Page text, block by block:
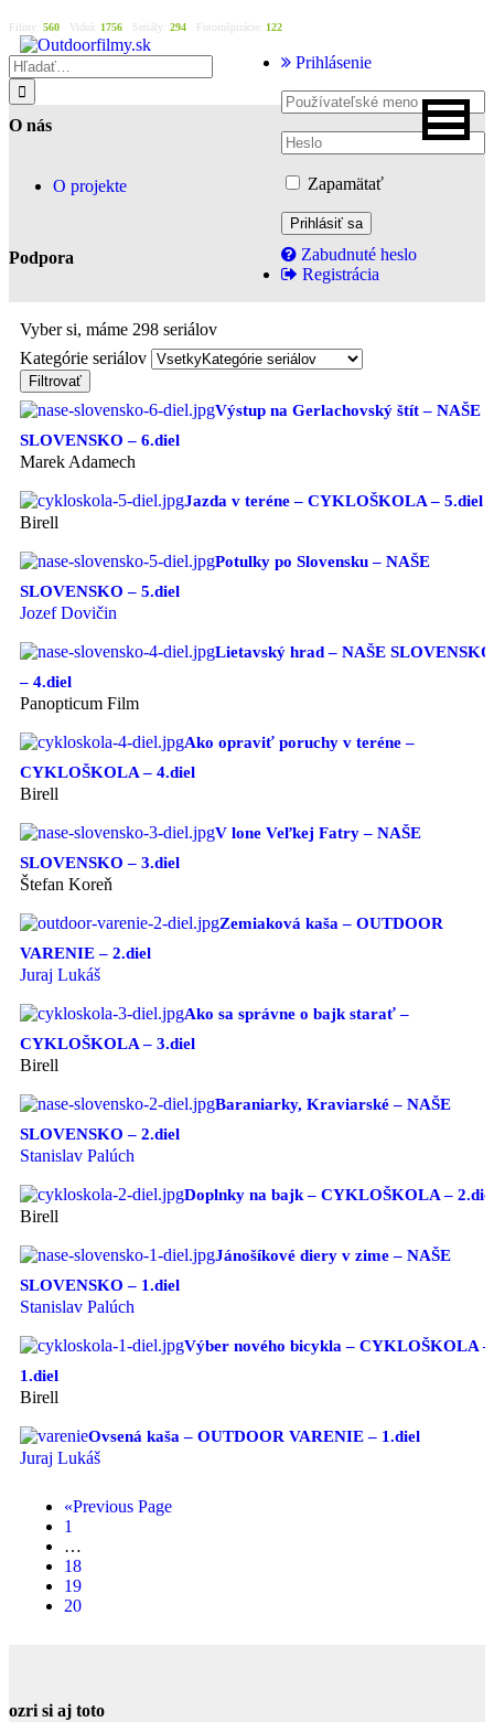
Filmy: 560 Videá: 1756 Seriály: 294 Fotoinšpirácie: 122
Prihlásenie
Zapamätať
Zabudnuté heslo
Registrácia
Vyber si, máme 298 seriálov
Kategórie seriálov
Filtrovať
Výstup na Gerlachovský štít – NAŠE
SLOVENSKO – 6.diel
Marek Adamech
Jazda v teréne – CYKLOŠKOLA – 5.diel
Birell
Potulky po Slovensku – NAŠE
SLOVENSKO – 5.diel
Jozef Dovičin
Lietavský hrad – NAŠE SLOVENSKO
– 4.diel
Panopticum Film
Ako opraviť poruchy v teréne –
CYKLOŠKOLA – 4.diel
Birell
V lone Veľkej Fatry – NAŠE
SLOVENSKO – 3.diel
Štefan Koreň
Zemiaková kaša – OUTDOOR
VARENIE – 2.diel
Juraj Lukáš
Ako sa správne o bajk starať –
CYKLOŠKOLA – 3.diel
Birell
Baraniarky, Kraviarské – NAŠE
SLOVENSKO – 2.diel
Stanislav Palúch
Doplnky na bajk – CYKLOŠKOLA –
Birell
Jánošíkové diery v zime – NAŠE
SLOVENSKO – 1.diel
Stanislav Palúch
Výber nového bicykla – CYKLOŠKOLA –
1.diel
Birell
Ovsená kaša – OUTDOOR VARENIE – 1.diel
Juraj Lukáš
«Previous Page
1
…
18
19
20
si aj toto
O nás
O projekte
Podpora